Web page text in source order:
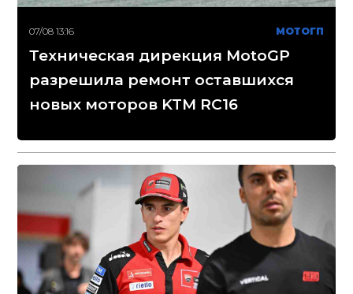
07/08 13:16 МОТОГП
Техническая дирекция MotoGP
разрешила ремонт оставшихся
новых моторов KTM RC16